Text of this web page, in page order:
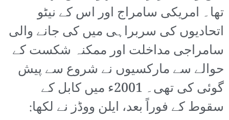
تھا۔ امریکی سامراج اور اس کے نیٹو
اتحادیوں کی سربراہی میں کی جانے والی
سامراجی مداخلت اور ممکنہ شکست کے
حوالے سے مارکسیوں نے شروع سے پیش
گوئی کی تھی۔ 2001ء میں کابل کے
سقوط کے فوراً بعد، ایلن ووڈز نے لکھا: